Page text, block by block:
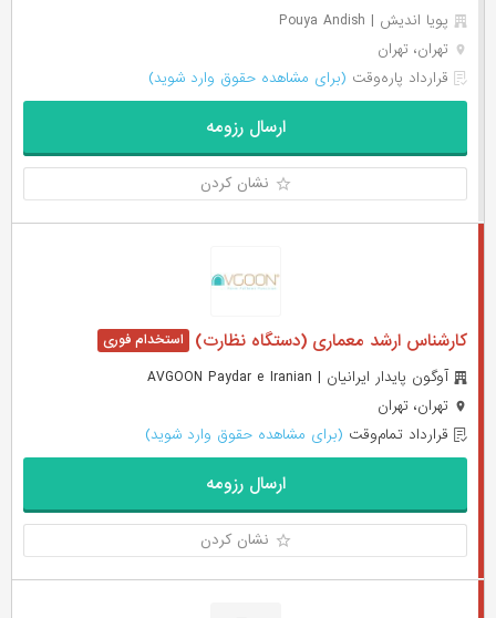
پویا اندیش | Pouya Andish
تهران، تهران
قرارداد پاره‌وقت (برای مشاهده حقوق وارد شوید)
ارسال رزومه
نشان کردن
کارشناس ارشد معماری (دستگاه نظارت)
آوگون پایدار ایرانیان | AVGOON Paydar e Iranian
تهران، تهران
قرارداد تمام‌وقت (برای مشاهده حقوق وارد شوید)
ارسال رزومه
نشان کردن